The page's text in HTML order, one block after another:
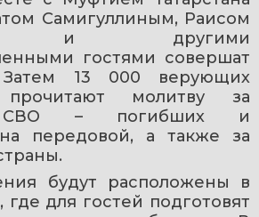
Самигуллиным, Раисом
и другими
гостями совершат
Затем 13 000 верующих
прочитают молитву за
СВО – погибших и
передовой, а также за
будут расположены в
для гостей подготовят